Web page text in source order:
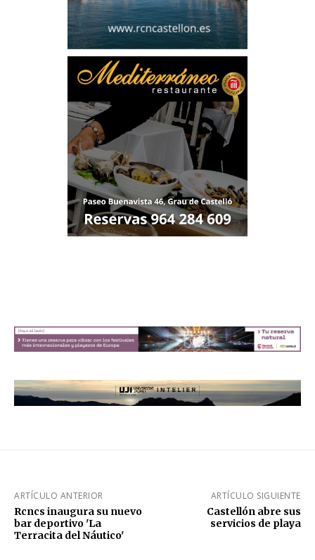
ARTÍCULO ANTERIOR
Rcncs inaugura su nuevo
bar deportivo 'La
Terracita del Náutico'
ARTÍCULO SIGUIENTE
Castellón abre sus
servicios de playa